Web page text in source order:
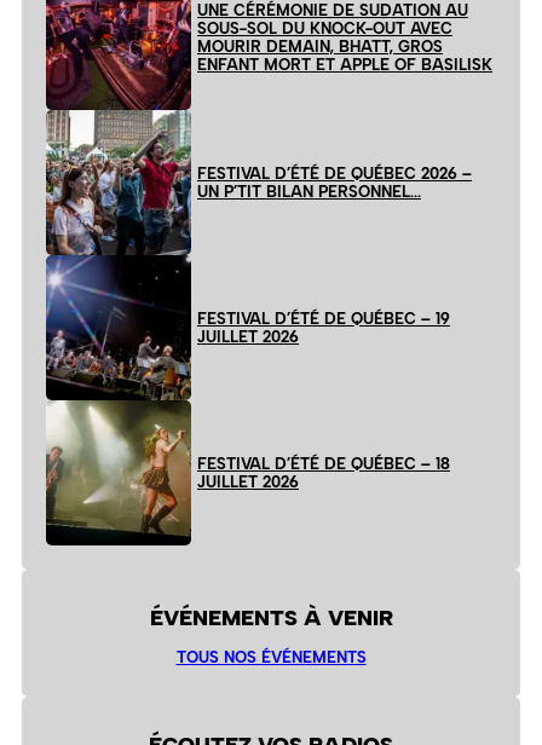
UNE CÉRÉMONIE DE SUDATION AU
SOUS-SOL DU KNOCK-OUT AVEC
MOURIR DEMAIN, BHATT, GROS
ENFANT MORT ET APPLE OF BASILISK
FESTIVAL D’ÉTÉ DE QUÉBEC 2026 –
UN P’TIT BILAN PERSONNEL…
FESTIVAL D’ÉTÉ DE QUÉBEC – 19
JUILLET 2026
FESTIVAL D’ÉTÉ DE QUÉBEC – 18
JUILLET 2026
ÉVÉNEMENTS À VENIR
TOUS NOS ÉVÉNEMENTS